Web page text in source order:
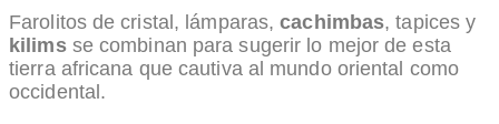
Farolitos de cristal, lámparas,cachimbas, tapices y
kilimsse combinan para sugerir lo mejor de esta
tierra africana que cautiva al mundo oriental como
occidental.